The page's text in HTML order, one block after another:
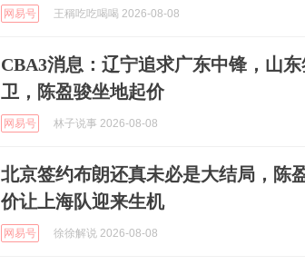
网易号 王稱吃吃喝喝 2026-08-08
CBA3消息：辽宁追求广东中锋，山
卫，陈盈骏坐地起价
网易号 林子说事 2026-08-08
北京签约布朗还真未必是大结局，陈
价让上海队迎来生机
网易号 徐徐解说 2026-08-08